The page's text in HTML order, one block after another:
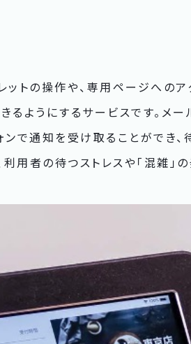
トの操作や、専用ページへのア
ようにするサービスです。メー
で通知を受け取ることができ
利用者の待つストレスや「混雑」